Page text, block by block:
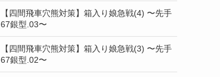
【四間飛車穴熊対策】箱入り娘急戦(4) 〜先手
67銀型.03〜
【四間飛車穴熊対策】箱入り娘急戦(3) 〜先手
67銀型.02〜